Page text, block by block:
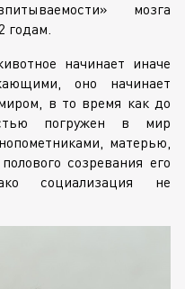
мозга
годам.
начинает иначе
оно начинает
в то время как до
погружен в мир
матерью,
созревания его
социализация не